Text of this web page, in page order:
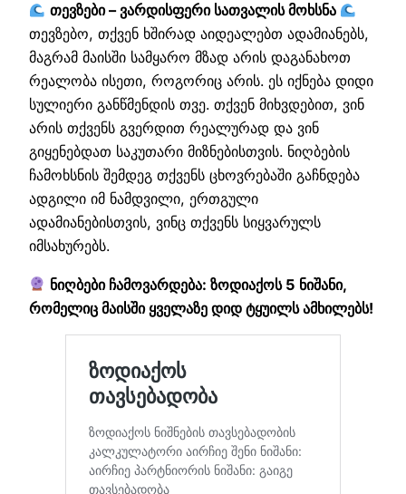
თევზები – ვარდისფერი სათვალის მოხსნა
თევზებო, თქვენ ხშირად აიდეალებთ ადამიანებს,
მაგრამ მაისში სამყარო მზად არის დაგანახოთ
რეალობა ისეთი, როგორიც არის. ეს იქნება დიდი
სულიერი განწმენდის თვე. თქვენ მიხვდებით, ვინ
არის თქვენს გვერდით რეალურად და ვინ
გიყენებდათ საკუთარი მიზნებისთვის. ნიღბების
ჩამოხსნის შემდეგ თქვენს ცხოვრებაში გაჩნდება
ადგილი იმ ნამდვილი, ერთგული
ადამიანებისთვის, ვინც თქვენს სიყვარულს
იმსახურებს.
ნიღბები ჩამოვარდება: ზოდიაქოს 5 ნიშანი,
რომელიც მაისში ყველაზე დიდ ტყუილს ამხილებს!